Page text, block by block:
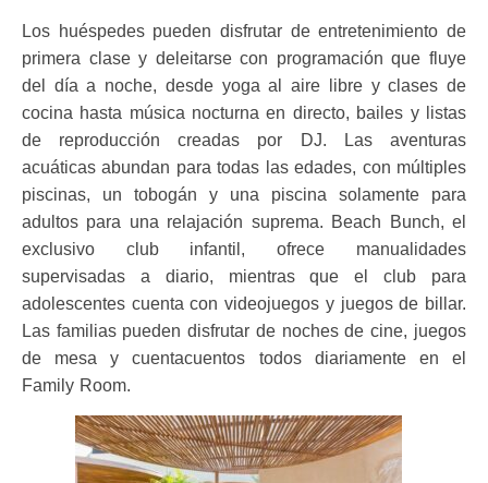
Los huéspedes pueden disfrutar de entretenimiento de
primera clase y deleitarse con programación que fluye
del día a noche, desde yoga al aire libre y clases de
cocina hasta música nocturna en directo, bailes y listas
de reproducción creadas por DJ. Las aventuras
acuáticas abundan para todas las edades, con múltiples
piscinas, un tobogán y una piscina solamente para
adultos para una relajación suprema. Beach Bunch, el
exclusivo club infantil, ofrece manualidades
supervisadas a diario, mientras que el club para
adolescentes cuenta con videojuegos y juegos de billar.
Las familias pueden disfrutar de noches de cine, juegos
de mesa y cuentacuentos todos diariamente en el
Family Room.